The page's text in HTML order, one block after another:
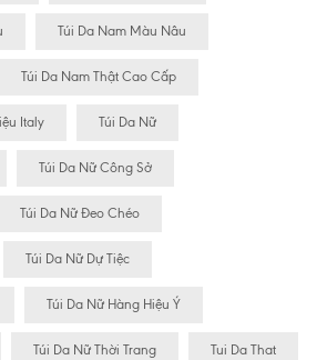
Túi Da Nam Màu Nâu
Túi Da Nam Thật Cao Cấp
Italy Túi Da Nữ
Túi Da Nữ Công Sở
Túi Da Nữ Đeo Chéo
Túi Da Nữ Dự Tiệc
Túi Da Nữ Hàng Hiệu Ý
Túi Da Nữ Thời Trang Tui Da That